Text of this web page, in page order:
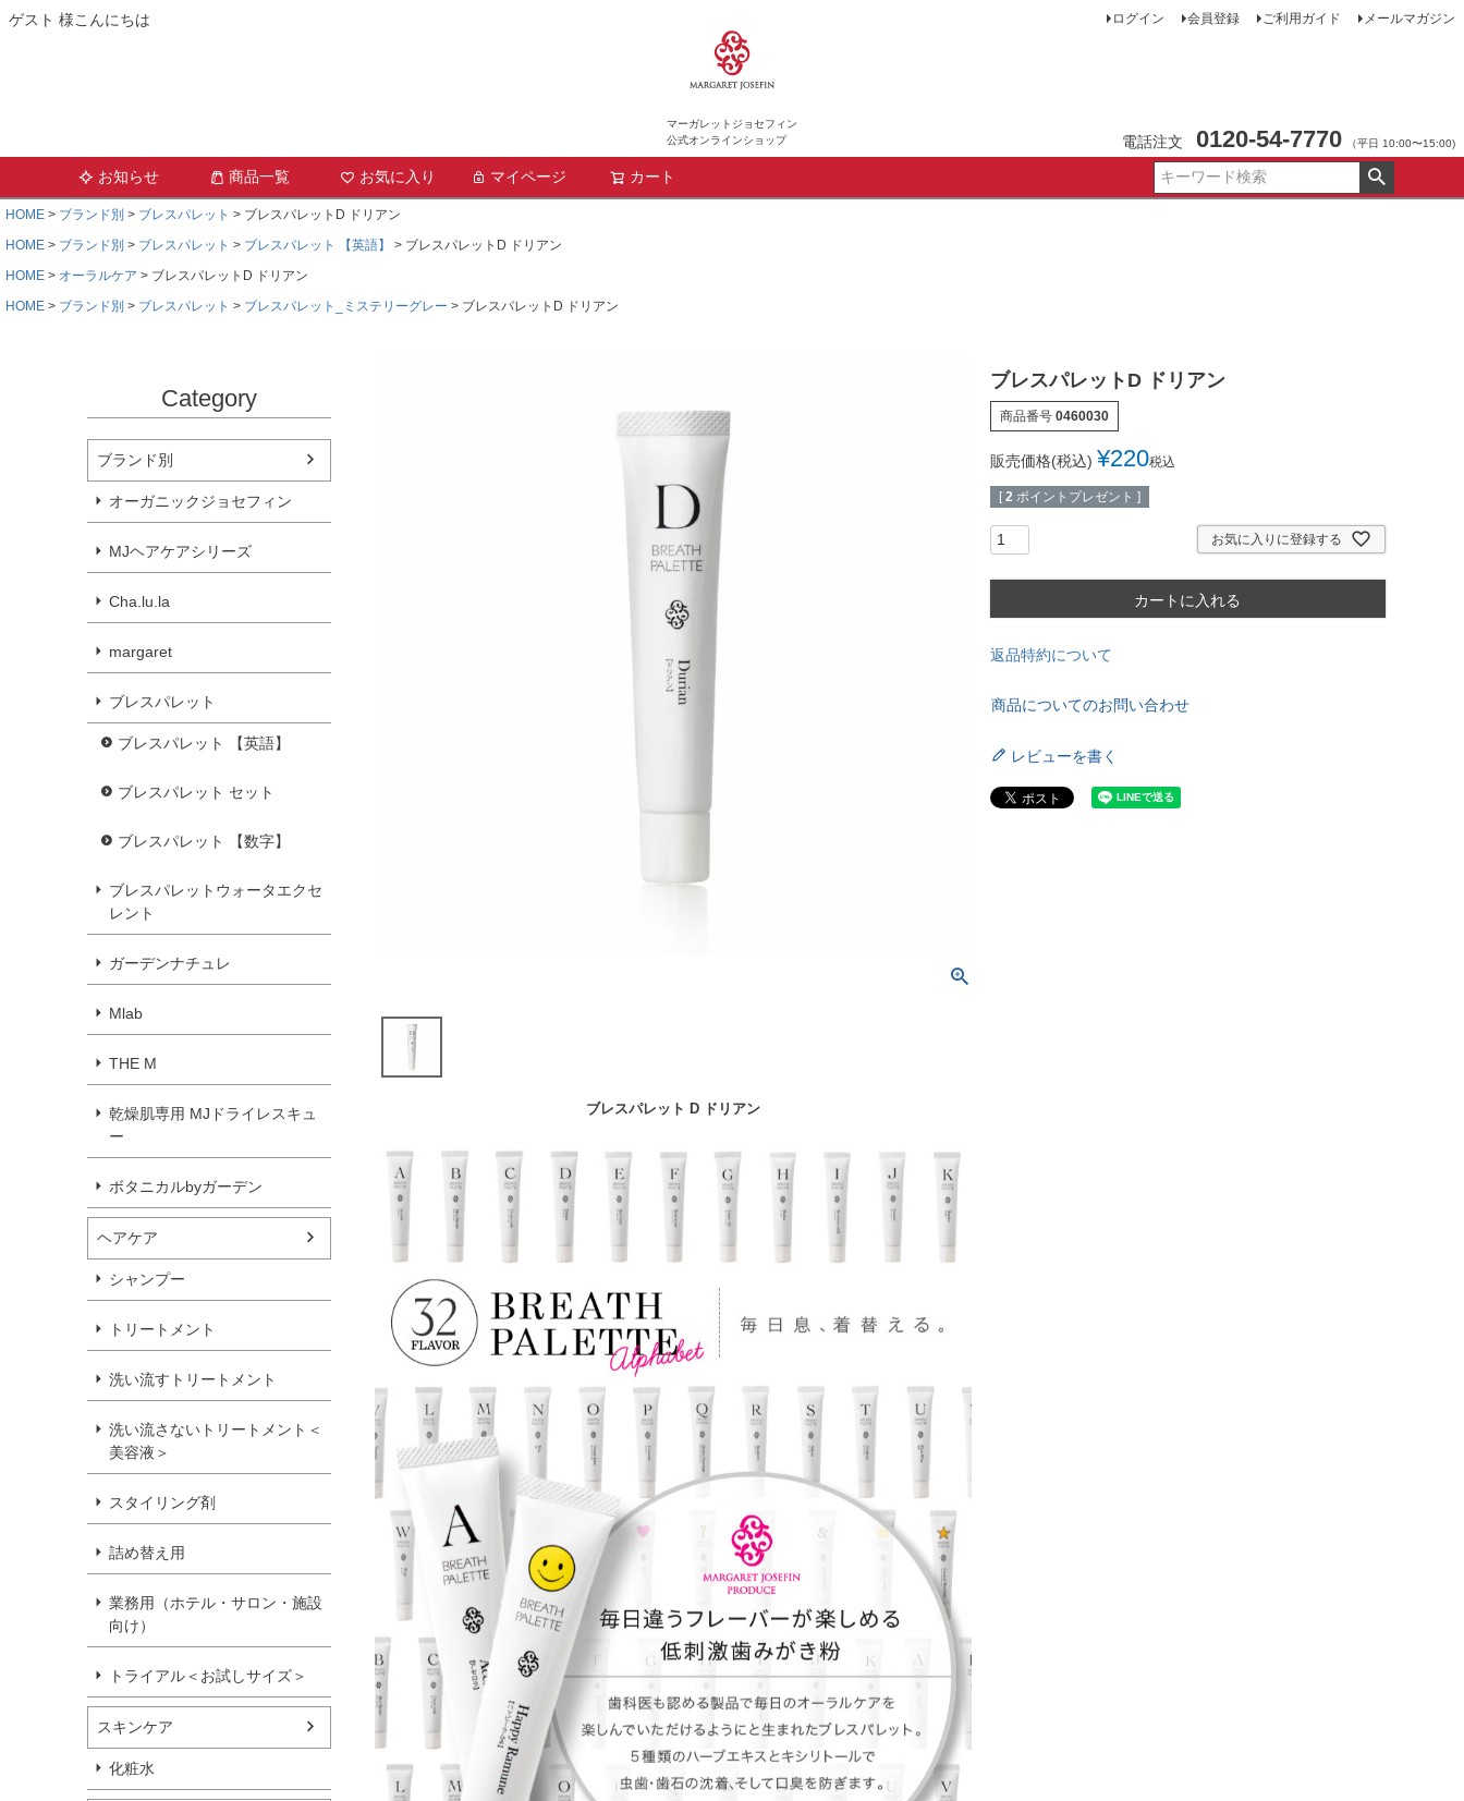
ゲスト 様こんにちは
マーガレットジョセフィン
公式オンラインショップ
ログイン 会員登録 ご利用ガイド メールマガジン
電話注文 0120-54-7770 （平日 10:00〜15:00)
お知らせ 商品一覧 お気に入り マイページ カート
HOME ブランド別 ブレスパレット
ブレスパレットD ドリアン
HOME
ブランド別 ブレスパレット ブレスパレット 【英語】
ブレスパレットD ドリアン
HOME
オーラルケア
ブレスパレットD ドリアン
HOME
ブランド別 ブレスパレット ブレスパレット_ミステリーグレー ブレスパレットD ドリアン
Category
ブランド別
オーガニックジョセフィン
MJヘアケアシリーズ
Cha.lu.la
margaret
ブレスパレット
ブレスパレット 【英語】
ブレスパレット セット
ブレスパレット 【数字】
ブレスパレットウォータエクセ
レント
ガーデンナチュレ
Mlab
THE M
乾燥肌専用 MJドライレスキュ
ー
ボタニカルbyガーデン
ヘアケア
シャンプー
トリートメント
洗い流すトリートメント
洗い流さないトリートメント＜
美容液＞
スタイリング剤
詰め替え用
業務用（ホテル・サロン・施設
向け）
トライアル＜お試しサイズ＞
スキンケア
化粧水
ブレスパレット D ドリアン
ブレスパレットD ドリアン
商品番号 0460030
販売価格(税込) ¥220税込
[ 2 ポイントプレゼント ]
お気に入りに登録する
カートに入れる
返品特約について
商品についてのお問い合わせ
レビューを書く